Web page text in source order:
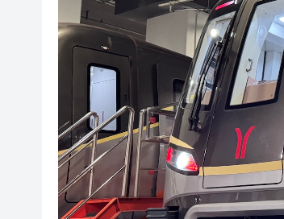
皖歙縣經開區：推
九龍樂善堂回應公
星巴克傳研處置日